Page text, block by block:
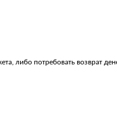
либо потребовать возврат